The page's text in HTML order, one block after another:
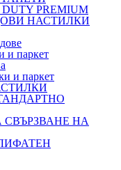
PREMIUM
НАСТИЛКИ
и паркет
и паркет
СВЪРЗВАНЕ НА